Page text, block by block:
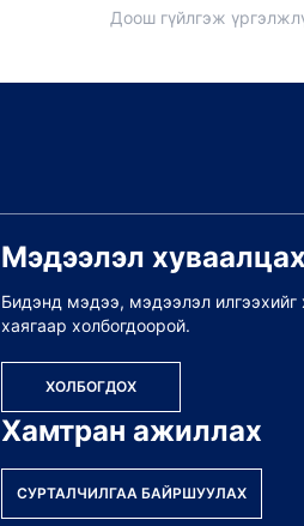
Доош гүйлгэж
Мэдээлэл хуваалцах
Бидэнд мэдээ, мэдээлэл илгээхийг
хаягаар холбогдоорой.
ХОЛБОГДОХ
Хамтран ажиллах
СУРТАЛЧИЛГАА БАЙРШУУЛАХ